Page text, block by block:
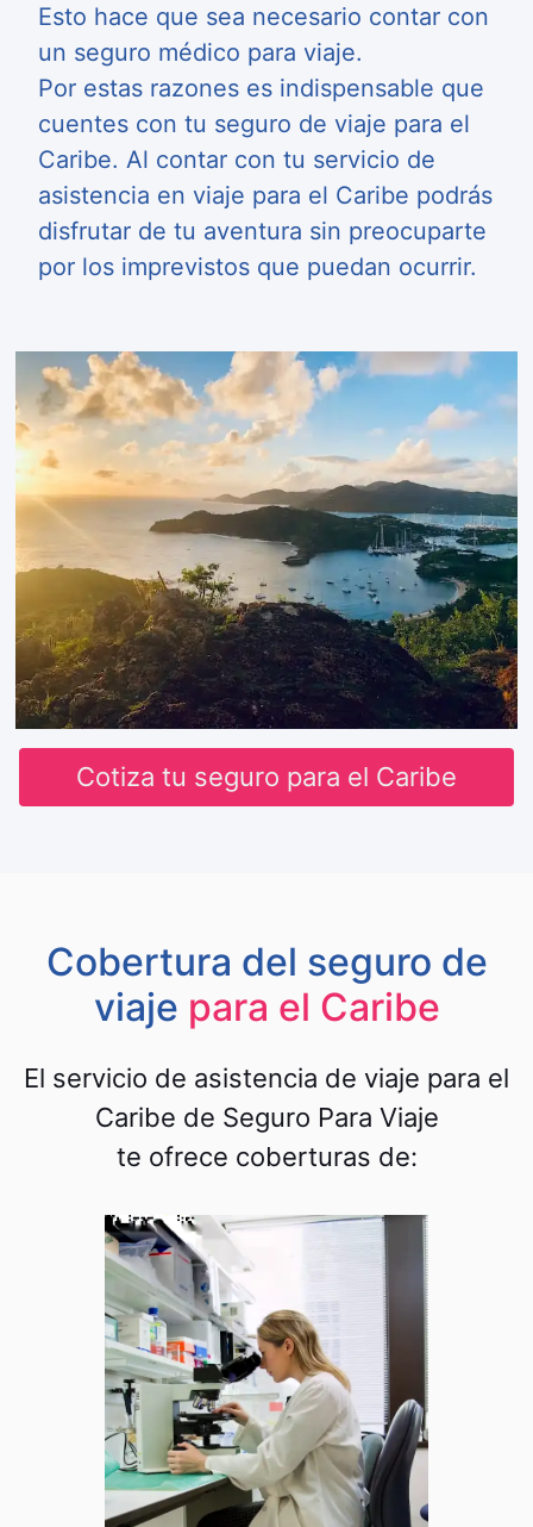
Esto hace que sea necesario contar con
un seguro médico para viaje.
Por estas razones es indispensable que
cuentes con tu seguro de viaje para el
Caribe. Al contar con tu servicio de
asistencia en viaje para el Caribe podrás
disfrutar de tu aventura sin preocuparte
por los imprevistos que puedan ocurrir.
Cotiza tu seguro para el Caribe
Cobertura del seguro de
viaje para el Caribe
El servicio de asistencia de viaje para el
Caribe de Seguro Para Viaje
te ofrece coberturas de: